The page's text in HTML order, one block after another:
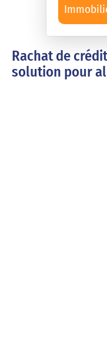
Rachat de
solution pour